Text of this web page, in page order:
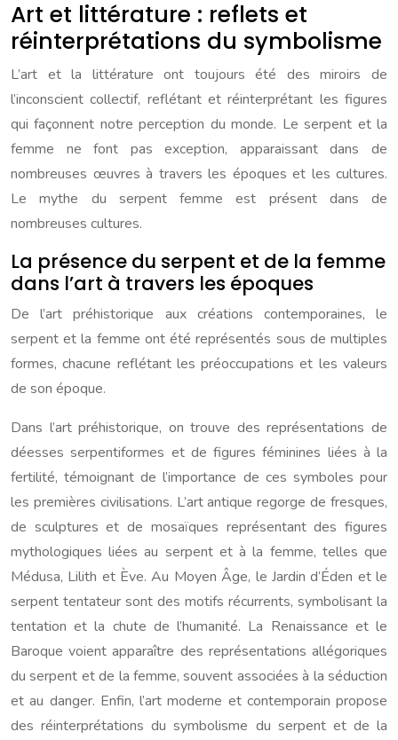
Art et littérature : reflets et
réinterprétations du symbolisme
L’art et la littérature ont toujours été des miroirs de
l’inconscient collectif, reflétant et réinterprétant les figures
qui façonnent notre perception du monde. Le serpent et la
femme ne font pas exception, apparaissant dans de
nombreuses œuvres à travers les époques et les cultures.
Le mythe du serpent femme est présent dans de
nombreuses cultures.
La présence du serpent et de la femme
dans l’art à travers les époques
De l’art préhistorique aux créations contemporaines, le
serpent et la femme ont été représentés sous de multiples
formes, chacune reflétant les préoccupations et les valeurs
de son époque.
Dans l’art préhistorique, on trouve des représentations de
déesses serpentiformes et de figures féminines liées à la
fertilité, témoignant de l’importance de ces symboles pour
les premières civilisations. L’art antique regorge de fresques,
de sculptures et de mosaïques représentant des figures
mythologiques liées au serpent et à la femme, telles que
Médusa, Lilith et Ève. Au Moyen Âge, le Jardin d’Éden et le
serpent tentateur sont des motifs récurrents, symbolisant la
tentation et la chute de l’humanité. La Renaissance et le
Baroque voient apparaître des représentations allégoriques
du serpent et de la femme, souvent associées à la séduction
et au danger. Enfin, l’art moderne et contemporain propose
des réinterprétations du symbolisme du serpent et de la